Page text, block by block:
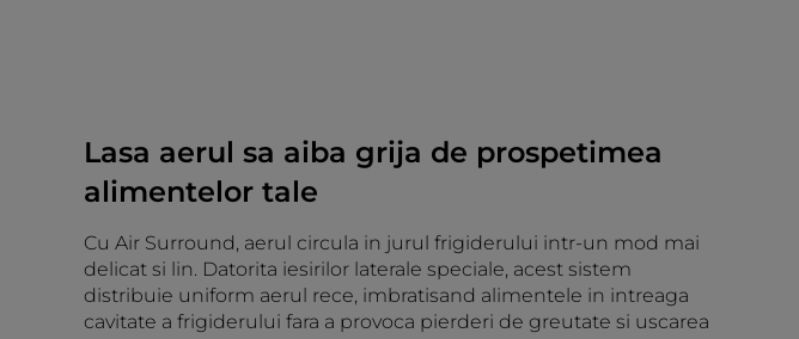
Lasa aerul sa aiba grija de prospetimea
alimentelor tale
Cu Air Surround, aerul circula in jurul frigiderului intr-un mod mai
delicat si lin. Datorita iesirilor laterale speciale, acest sistem
distribuie uniform aerul rece, imbratisand alimentele in intreaga
cavitate a frigiderului fara a provoca pierderi de greutate si uscarea